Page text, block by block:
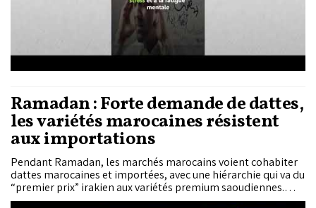
Ramadan : Forte demande de dattes,
les variétés marocaines résistent
aux importations
Pendant Ramadan, les marchés marocains voient cohabiter
dattes marocaines et importées, avec une hiérarchie qui va du
“premier prix” irakien aux variétés premium saoudiennes.
Entre abondance annoncée de la récolte nationale, hausse